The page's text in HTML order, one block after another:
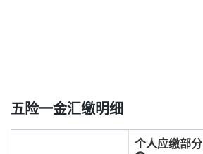
五险一金汇缴明细
个人应缴部分